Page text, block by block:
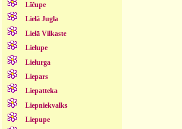
Līčupe
Lielā Jugla
Lielā Vilkaste
Lielupe
Lielurga
Liepars
Liepatteka
Liepniekvalks
Liepupe